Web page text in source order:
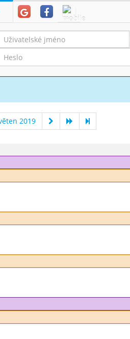
2019